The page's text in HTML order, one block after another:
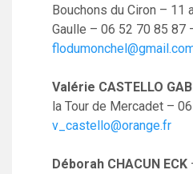
Bouchons du Ciron – 11
Gaulle – 06 52 70 85 87
Valérie CASTELLO
la Tour de Mercadet –
v_castello@orange.fr
Déborah CHACUN ECK